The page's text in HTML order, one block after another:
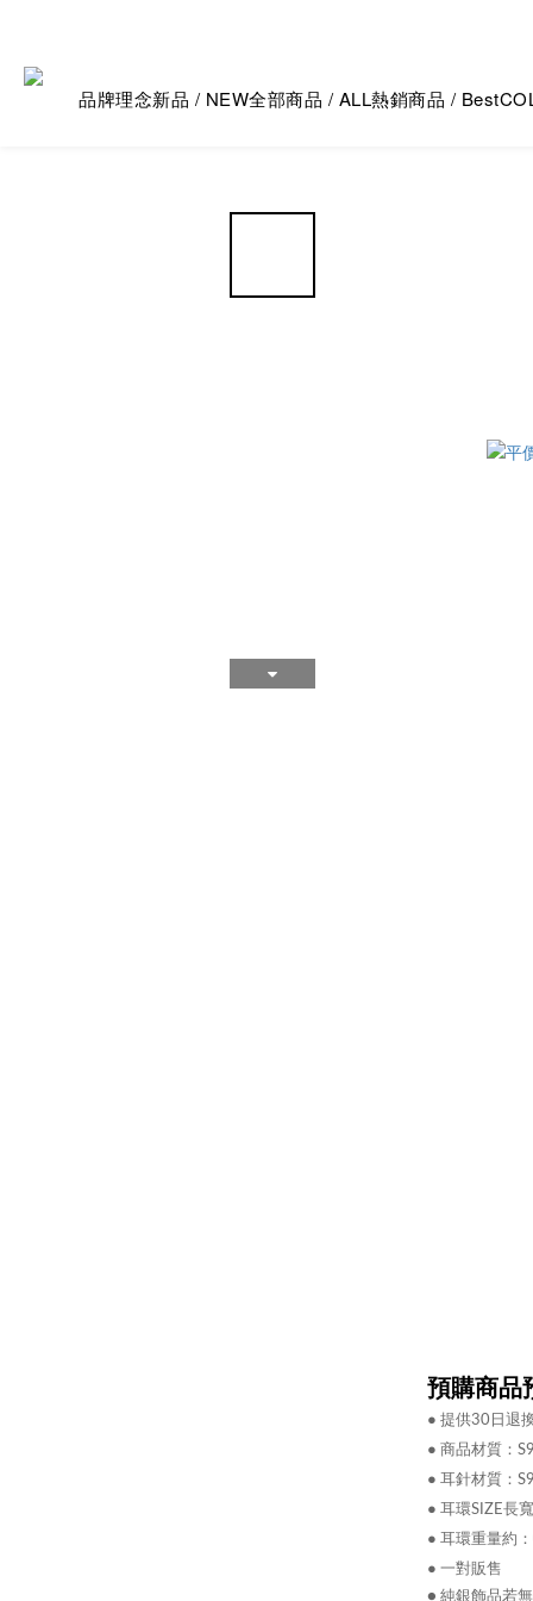
品牌理念新品 / NEW全部商品 / ALL熱銷商品 / Best
預購商品
● 提供30日退
● 商品材質：
● 耳針材質：
● 耳環SIZE長
● 耳環重量約
● 一對販售
● 純銀飾品若